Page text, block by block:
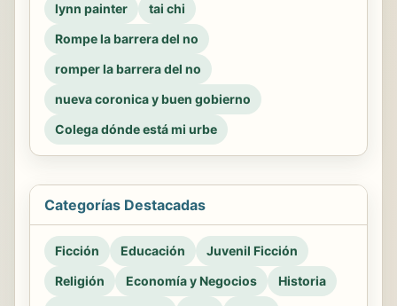
lynn painter
tai chi
Rompe la barrera del no
romper la barrera del no
nueva coronica y buen gobierno
Colega dónde está mi urbe
Categorías Destacadas
Ficción Educación
Juvenil Ficción
Religión
Economía y Negocios
Historia